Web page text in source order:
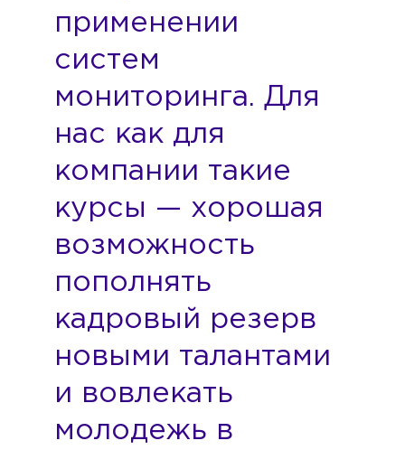
применении
систем
мониторинга. Для
нас как для
компании такие
курсы — хорошая
возможность
пополнять
кадровый резерв
новыми талантами
и вовлекать
молодежь в